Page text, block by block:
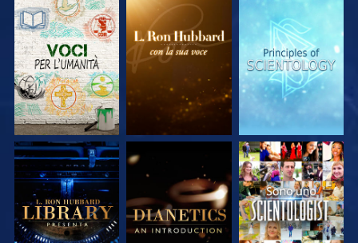
ESPLORA LE
SERIE
ESPLORA LE
SERIE
ESPLORA LE
SERIE
ESPLORA LE
SERIE
ESPLORA LE
SERIE
GUARDA